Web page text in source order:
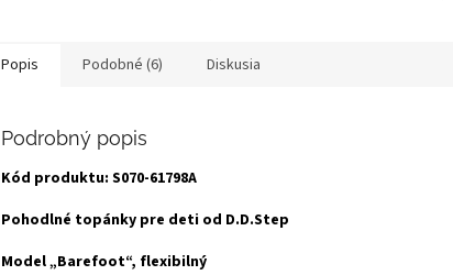
Popis Podobné (6) Diskusia
Podrobný popis
Kód produktu: S070-61798A
Pohodlné topánky pre deti od D.D.Step
Model „Barefoot“, flexibilný